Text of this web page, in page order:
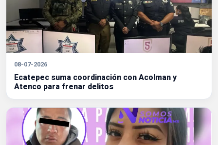
08-07-2026
Ecatepec suma coordinación con Acolman y
Atenco para frenar delitos